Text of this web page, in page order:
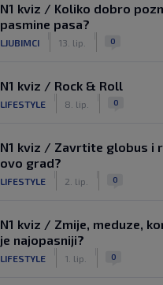
N1 kviz / Koliko dobro
pasmine pasa?
LJUBIMCI 13. lip. 0
N1 kviz / Rock & Roll
LIFESTYLE 8. lip. 0
N1 kviz / Zavrtite globus i
ovo grad?
LIFESTYLE 2. lip. 0
N1 kviz / Zmije, meduze,
je najopasniji?
LIFESTYLE 1. lip. 0